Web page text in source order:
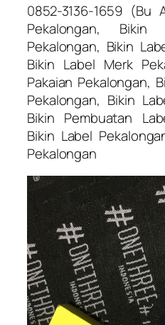
0852-3136-1659 (Bu
Pekalongan,
Pekalongan, Bikin
Bikin Label Merk
Pakaian Pekalongan,
Pekalongan, Bikin
Bikin Pembuatan
Bikin Label
Pekalongan